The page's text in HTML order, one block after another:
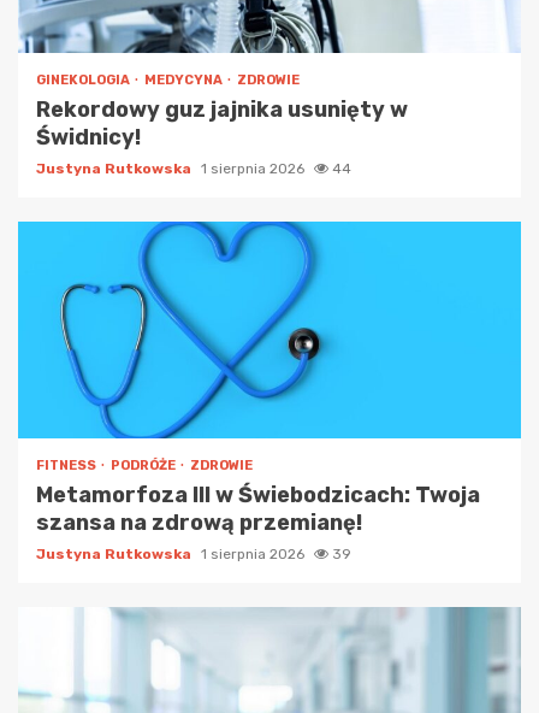
GINEKOLOGIA MEDYCYNA ZDROWIE
Rekordowy guz jajnika usunięty w
Świdnicy!
Justyna Rutkowska 1 sierpnia 2026 44
FITNESS PODRÓŻE ZDROWIE
Metamorfoza III w Świebodzicach: Twoja
szansa na zdrową przemianę!
Justyna Rutkowska 1 sierpnia 2026 39